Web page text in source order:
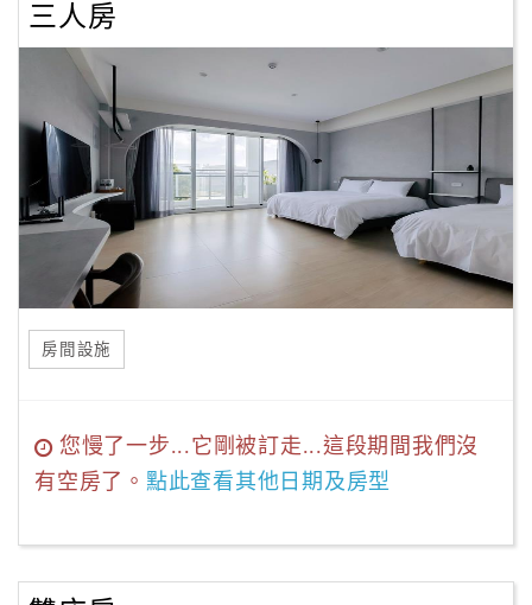
三人房
房間設施
您慢了一步...它剛被訂走...這段期間我們沒
有空房了。 點此查看其他日期及房型